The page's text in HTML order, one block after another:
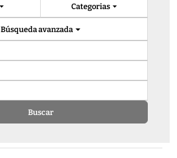
Categorias
Búsqueda avanzada
Buscar